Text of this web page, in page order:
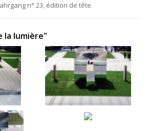
n° 23, édition de tête
la lumière"